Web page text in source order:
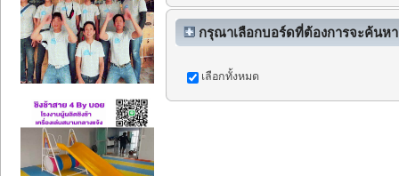
กรุณาเลือกบอร์ดที่ต้องการจะค้นห
เลือกทั้งหมด